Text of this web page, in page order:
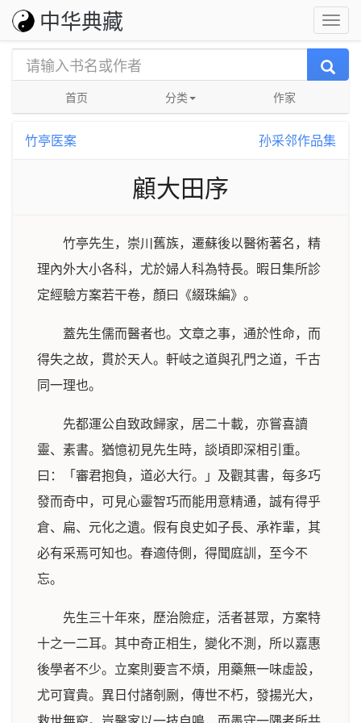
中华典藏
首页 分类 作家
竹亭医案 孙采邻作品集
顧大田序
竹亭先生，崇川舊族，遷蘇後以醫術著名，精
理內外大小各科，尤於婦人科為特長。暇日集所診
定經驗方案若干卷，顏曰《綴珠編》。
蓋先生儒而醫者也。文章之事，通於性命，而
得失之故，貫於天人。軒岐之道與孔門之道，千古
同一理也。
先都運公自致政歸家，居二十載，亦嘗喜讀
靈、素書。猶憶初見先生時，談頃即深相引重。
曰：「審君抱負，道必大行。」及觀其書，每多巧
發而奇中，可見心靈智巧而能用意精通，誠有得乎
倉、扁、元化之遺。假有良史如子長、承祚輩，其
必有采焉可知也。春適侍側，得聞庭訓，至今不
忘。
先生三十年來，歷治險症，活者甚眾，方案特
十之一二耳。其中奇正相生，變化不測，所以嘉惠
後學者不少。立案則要言不煩，用藥無一味虛設，
尤可寶貴。異日付諸剞劂，傳世不朽，發揚光大，